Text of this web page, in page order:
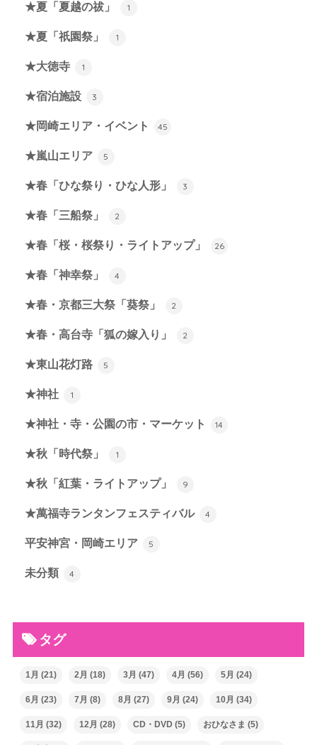
★夏「夏越の祓」 1
★夏「祇園祭」 1
★大徳寺 1
★宿泊施設 3
★岡崎エリア・イベント 45
★嵐山エリア 5
★春「ひな祭り・ひな人形」 3
★春「三船祭」 2
★春「桜・桜祭り・ライトアップ」 26
★春「神幸祭」 4
★春・京都三大祭「葵祭」 2
★春・高台寺「狐の嫁入り」 2
★東山花灯路 5
★神社 1
★神社・寺・公園の市・マーケット 14
★秋「時代祭」 1
★秋「紅葉・ライトアップ」 9
★萬福寺ランタンフェスティバル 4
平安神宮・岡崎エリア 5
未分類 4
タグ
1月 (21) 2月 (18) 3月 (47) 4月 (56) 5月 (24)
6月 (23) 7月 (8) 8月 (27) 9月 (24) 10月 (34)
11月 (32) 12月 (28) CD・DVD (5) おひなさま (5)